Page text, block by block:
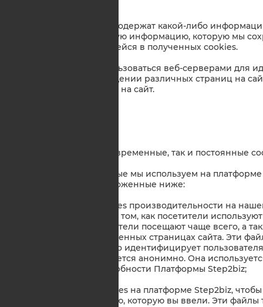
1.3. Cookies обычно не содержат какой-либо
пользователя, но личную информацию, которую мы
информацией, хранящейся в полученных cookies.
1.4. Cookies могут использоваться веб-серверами для
пользователей о посещении различных страниц на
которые возвращаются на сайт.
2.1. Мы используем как временные, так и постоянные
2.2. Типы cookies, которые мы используем на
они используются, изложенные ниже:
a) мы используем cookies производительности на
собрать информацию о том, как посетители
какие страницы посетители посещают чаще всего, а
об ошибках на определенных страницах сайта. Эти
которая индивидуально идентифицирует
собирается и агрегируется анонимно. Она
функций и работоспособности Платформы Step2biz;
b) мы используем cookies на платформе Step2biz,
запомнить информацию, которую вы ввели. Эти файлы